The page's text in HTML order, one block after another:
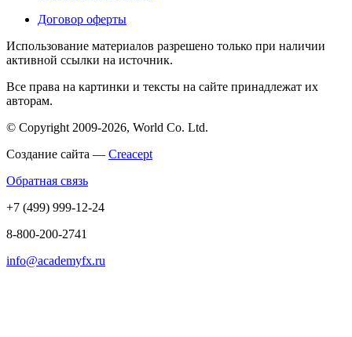
Договор оферты
Использование материалов разрешено только при наличии
активной ссылки на источник.
Все права на картинки и тексты на сайте принадлежат их
авторам.
© Copyright 2009-2026, World Co. Ltd.
Создание сайта — Creacept
Обратная связь
+7 (499) 999-12-24
8-800-200-2741
info@academyfx.ru